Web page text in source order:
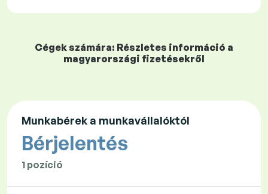
Cégek számára: Részletes információ a
magyarországi fizetésekről
Munkabérek a munkavállalóktól
Bérjelentés
1 pozíció